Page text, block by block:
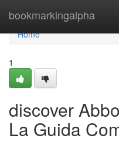
bookmarkingalpha
Home
Home
1
discover
La Guida